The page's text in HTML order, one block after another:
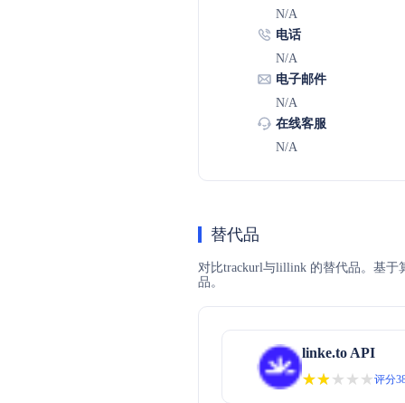
N/A
电话
N/A
电子邮件
N/A
在线客服
N/A
替代品
对比trackurl与lillink 的替代品。基于
品。
linke.to API
★★★★★
★★★★★评分